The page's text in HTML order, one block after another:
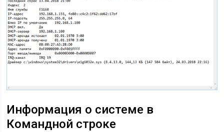
Информация о системе в
Командной строке